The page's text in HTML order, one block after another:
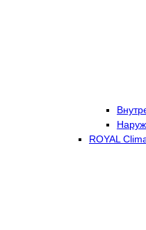
ROYAL